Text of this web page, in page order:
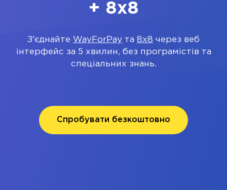
+ 8x8
З'єднайте WayForPay та 8x8 через веб
інтерфейс за 5 хвилин, без програмістів та
спеціальних знань.
Спробувати безкоштовно